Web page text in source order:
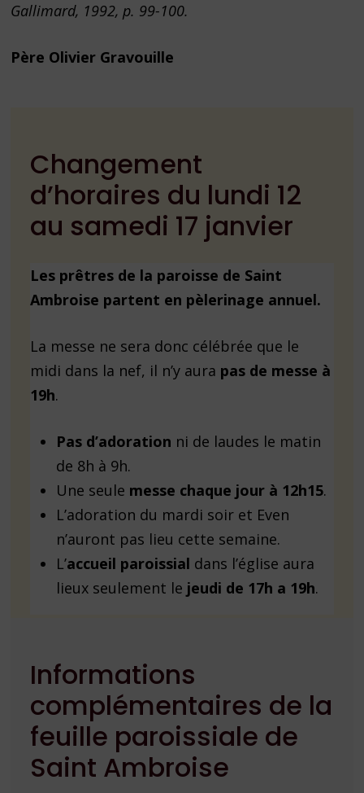
Gallimard, 1992, p. 99-100.
Père Olivier Gravouille
Changement
d’horaires du lundi 12
au samedi 17 janvier
Les prêtres de la paroisse de Saint
Ambroise partent en pèlerinage annuel.
La messe ne sera donc célébrée que le
midi dans la nef, il n’y aura pas de messe à
19h.
Pas d’adoration ni de laudes le matin
de 8h à 9h.
Une seule messe chaque jour à 12h15.
L’adoration du mardi soir et Even
n’auront pas lieu cette semaine.
L’accueil paroissial dans l’église aura
lieux seulement le jeudi de 17h a 19h.
Informations
complémentaires de la
feuille paroissiale de
Saint Ambroise